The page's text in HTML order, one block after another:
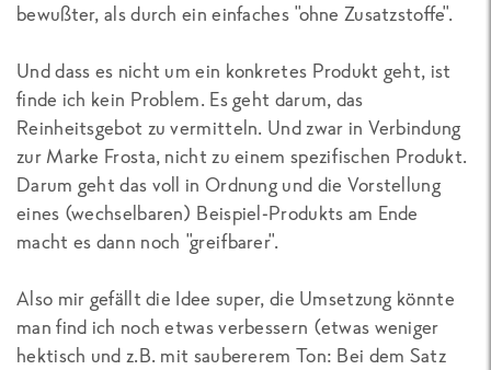
bewußter, als durch ein einfaches "ohne Zusatzstoffe".
Und dass es nicht um ein konkretes Produkt geht, ist
finde ich kein Problem. Es geht darum, das
Reinheitsgebot zu vermitteln. Und zwar in Verbindung
zur Marke Frosta, nicht zu einem spezifischen Produkt.
Darum geht das voll in Ordnung und die Vorstellung
eines (wechselbaren) Beispiel-Produkts am Ende
macht es dann noch "greifbarer".
Also mir gefällt die Idee super, die Umsetzung könnte
man find ich noch etwas verbessern (etwas weniger
hektisch und z.B. mit saubererem Ton: Bei dem Satz